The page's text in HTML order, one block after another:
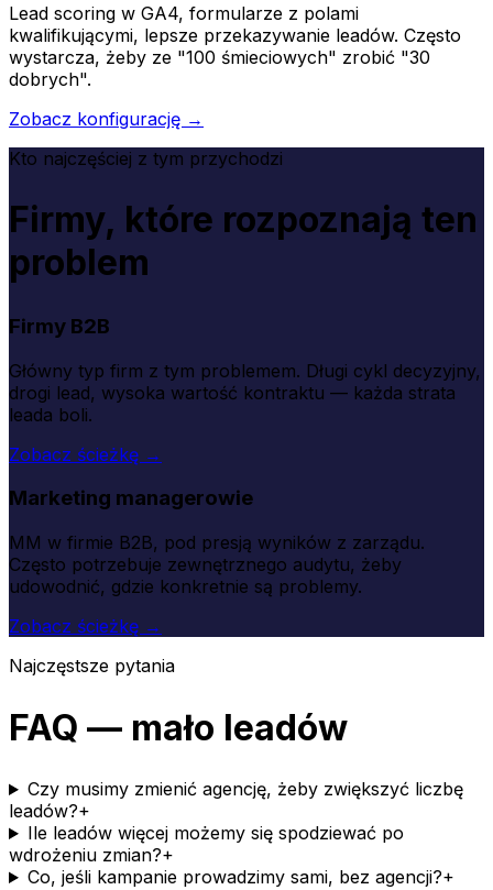
Lead scoring w GA4, formularze z polami
kwalifikującymi, lepsze przekazywanie leadów. Często
wystarcza, żeby ze "100 śmieciowych" zrobić "30
dobrych".
Zobacz konfigurację →
Kto najczęściej z tym przychodzi
Firmy, które rozpoznają ten
problem
Firmy B2B
Główny typ firm z tym problemem. Długi cykl decyzyjny,
drogi lead, wysoka wartość kontraktu — każda strata
leada boli.
Zobacz ścieżkę →
Marketing managerowie
MM w firmie B2B, pod presją wyników z zarządu.
Często potrzebuje zewnętrznego audytu, żeby
udowodnić, gdzie konkretnie są problemy.
Zobacz ścieżkę →
Najczęstsze pytania
FAQ — mało leadów
Czy musimy zmienić agencję, żeby zwiększyć liczbę
leadów?+
Ile leadów więcej możemy się spodziewać po
wdrożeniu zmian?+
Co, jeśli kampanie prowadzimy sami, bez agencji?+